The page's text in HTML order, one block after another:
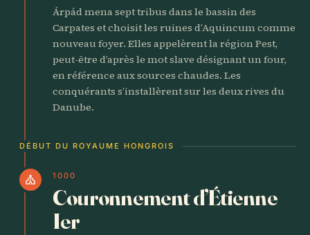
Árpád mena sept tribus dans le bassin des
Carpates et choisit les ruines d’Aquincum comme
nouveau foyer. Elles appelèrent la région Pest,
peut-être d’après le mot slave désignant un four,
en référence aux sources chaudes. Les
conquérants s’installèrent sur les deux rives du
Danube.
DÉBUT DU ROYAUME HONGROIS
church 1000
Couronnement d’Étienne
Ier